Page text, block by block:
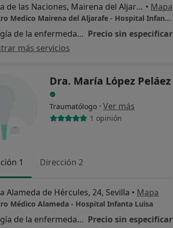
Plaza de las Naciones, Mairena del Aljarafe • Mapa
Centro Medico Mairena del Aljarafe - Hospital Infanta Luisa
Cirugía de la enfermedad de Perthes Precio sin especificar
más servicios
Dra. María López Peláez
Traumatólogo · Ver más
1 opinión
1 Dirección 2
Alameda de Hércules, 24, Sevilla • Mapa
Médico Alameda - Hospital Infanta Luisa
Cirugía de la enfermedad de Perthes Precio sin especificar